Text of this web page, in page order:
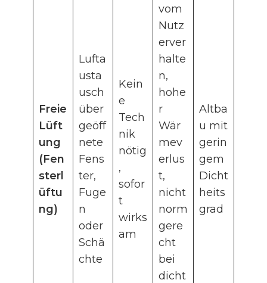
Freie
Lüft
ung
(Fen
sterl
üftu
ng)
Lufta
usta
usch
über
geöff
nete
Fens
ter,
Fuge
n
oder
Schä
chte
Kein
e
Tech
nik
nötig
,
sofor
t
wirks
am
vom
Nutz
erver
halte
n,
hohe
r
Wär
mev
erlus
t,
nicht
norm
gere
cht
bei
dicht
Altba
u mit
gerin
gem
Dicht
heits
grad